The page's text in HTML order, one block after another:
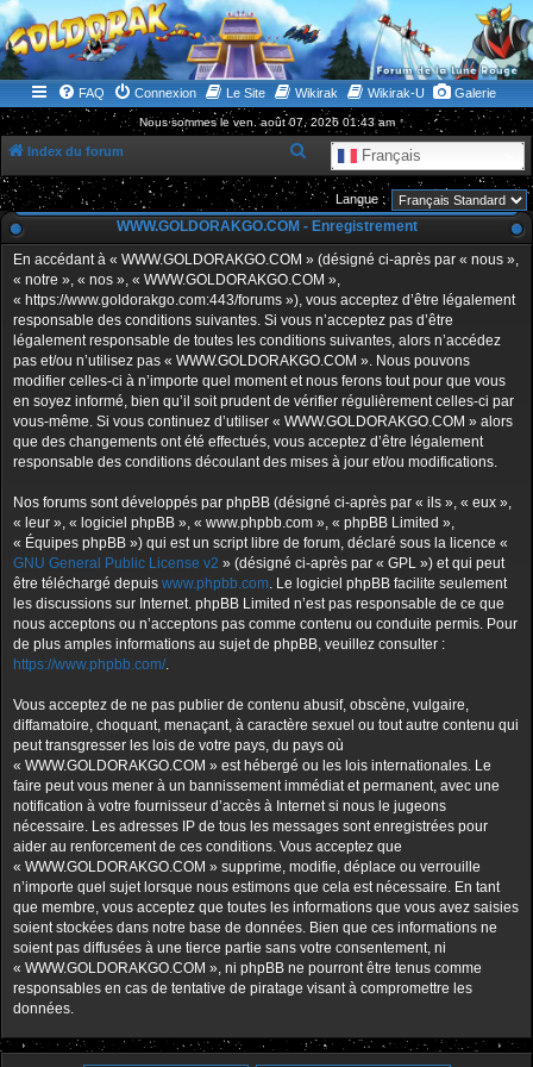
WWW.GOLDORAKGO.COM
le site de la Lune Rouge
FAQ Connexion Le Site Wikirak Wikirak-U Galerie
Nous sommes le ven. août 07, 2026 01:43 am
Index du forum Français
e
c
h
e
c
h
e
r
Langue :
WWW.GOLDORAKGO.COM - Enregistrement
En accédant à « WWW.GOLDORAKGO.COM » (désigné ci-après par « nous »,
« notre », « nos », « WWW.GOLDORAKGO.COM »,
« https://www.goldorakgo.com:443/forums »), vous acceptez d’être légalement
responsable des conditions suivantes. Si vous n’acceptez pas d’être
légalement responsable de toutes les conditions suivantes, alors n’accédez
pas et/ou n’utilisez pas « WWW.GOLDORAKGO.COM ». Nous pouvons
modifier celles-ci à n’importe quel moment et nous ferons tout pour que vous
en soyez informé, bien qu’il soit prudent de vérifier régulièrement celles-ci par
vous-même. Si vous continuez d’utiliser « WWW.GOLDORAKGO.COM » alors
que des changements ont été effectués, vous acceptez d’être légalement
responsable des conditions découlant des mises à jour et/ou modifications.
Nos forums sont développés par phpBB (désigné ci-après par « ils », « eux »,
« leur », « logiciel phpBB », « www.phpbb.com », « phpBB Limited »,
« Équipes phpBB ») qui est un script libre de forum, déclaré sous la licence «
GNU General Public License v2 » (désigné ci-après par « GPL ») et qui peut
être téléchargé depuis www.phpbb.com. Le logiciel phpBB facilite seulement
les discussions sur Internet. phpBB Limited n’est pas responsable de ce que
nous acceptons ou n’acceptons pas comme contenu ou conduite permis. Pour
de plus amples informations au sujet de phpBB, veuillez consulter :
https://www.phpbb.com/.
Vous acceptez de ne pas publier de contenu abusif, obscène, vulgaire,
diffamatoire, choquant, menaçant, à caractère sexuel ou tout autre contenu qui
peut transgresser les lois de votre pays, du pays où
« WWW.GOLDORAKGO.COM » est hébergé ou les lois internationales. Le
faire peut vous mener à un bannissement immédiat et permanent, avec une
notification à votre fournisseur d’accès à Internet si nous le jugeons
nécessaire. Les adresses IP de tous les messages sont enregistrées pour
aider au renforcement de ces conditions. Vous acceptez que
« WWW.GOLDORAKGO.COM » supprime, modifie, déplace ou verrouille
n’importe quel sujet lorsque nous estimons que cela est nécessaire. En tant
que membre, vous acceptez que toutes les informations que vous avez saisies
soient stockées dans notre base de données. Bien que ces informations ne
soient pas diffusées à une tierce partie sans votre consentement, ni
« WWW.GOLDORAKGO.COM », ni phpBB ne pourront être tenus comme
responsables en cas de tentative de piratage visant à compromettre les
données.